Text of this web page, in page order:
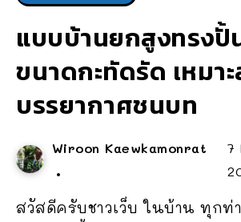
แบบบ้านยกสูงทรงปั้
ขนาดกะทัดรัด เหมา
บรรยากาศชนบท
Wiroon Kaewkamonrat
7
สวัสดีครับชาวเว็บ ในบ้าน ทุก